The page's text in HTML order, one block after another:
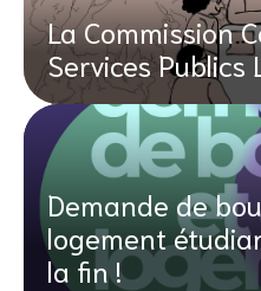
La Commission
Services Publics
Demande de
logement
la fin !